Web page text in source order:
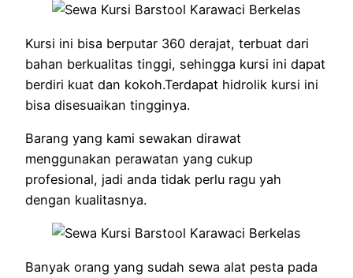
Kursi ini bisa berputar 360 derajat, terbuat dari
bahan berkualitas tinggi, sehingga kursi ini dapat
berdiri kuat dan kokoh.Terdapat hidrolik kursi ini
bisa disesuaikan tingginya.
Barang yang kami sewakan dirawat
menggunakan perawatan yang cukup
profesional, jadi anda tidak perlu ragu yah
dengan kualitasnya.
Banyak orang yang sudah sewa alat pesta pada